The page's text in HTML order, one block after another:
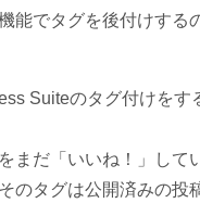
能でタグを後付けする
Suiteのタグ付けをす
まだ「いいね！」して
のタグは公開済みの投